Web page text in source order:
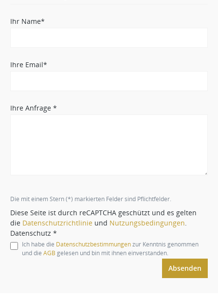
Ihr Name*
Ihre Email*
Ihre Anfrage *
Die mit einem Stern (*) markierten Felder sind Pflichtfelder.
Diese Seite ist durch reCAPTCHA geschützt und es gelten
die Datenschutzrichtlinie und Nutzungsbedingungen.
Datenschutz *
Ich habe die Datenschutzbestimmungenzur Kenntnis genommen
und die AGB gelesen und bin mit ihnen einverstanden.
Absenden